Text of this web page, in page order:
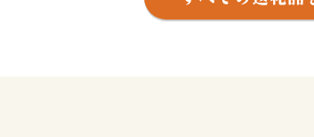
ている富士山を近くに見ることも出来ま